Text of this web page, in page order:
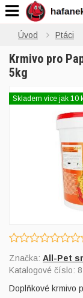
Úvod Ptáci
Krmivo pro
5kg
Skladem více jak 10
Značka: All-Pet srl
Katalogové číslo:
Doplňkové krmivo